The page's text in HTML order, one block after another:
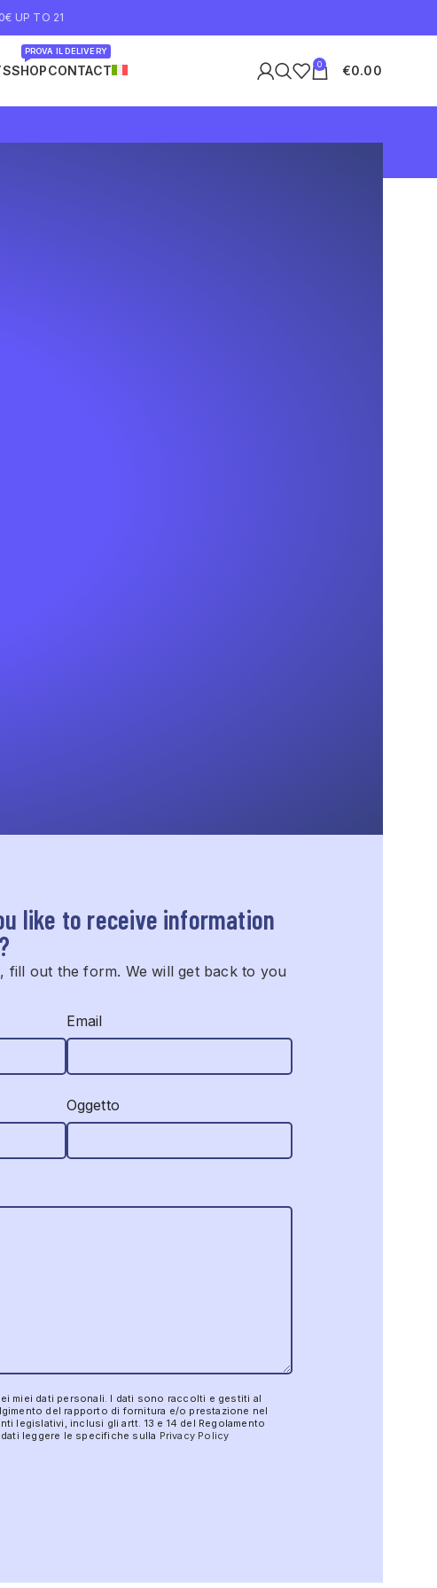
UP TO 21
SHOP
PROVA IL DELIVERY
CONTACT 0 €0.00
like to receive information
fill out the form. We will get back to you
Email
Oggetto
miei dati personali. I dati sono raccolti e gestiti al
del rapporto di fornitura e/o prestazione nel
legislativi, inclusi gli artt. 13 e 14 del Regolamento
dati leggere le specifiche sulla Privacy Policy